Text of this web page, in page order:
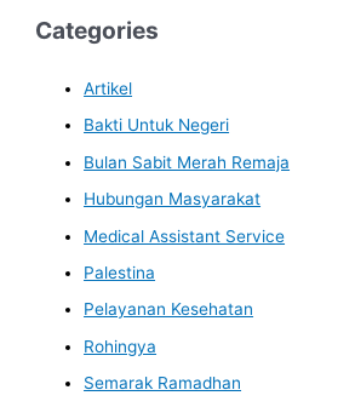
Categories
Artikel
Bakti Untuk Negeri
Bulan Sabit Merah Remaja
Hubungan Masyarakat
Medical Assistant Service
Palestina
Pelayanan Kesehatan
Rohingya
Semarak Ramadhan